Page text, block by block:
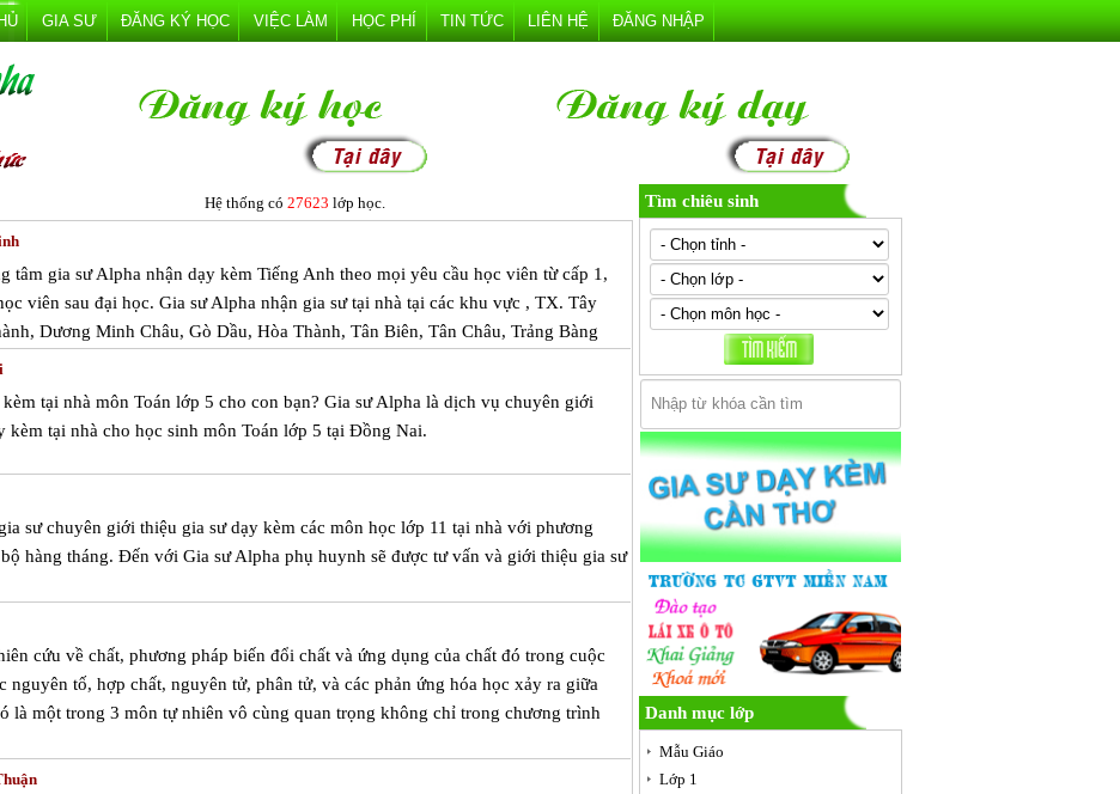
GIA SƯ ĐĂNG KÝ HỌC VIỆC LÀM HỌC PHÍ TIN TỨC LIÊN HỆ ĐĂNG NHẬP
Hệ thống có 27623 lớp học.
tâm gia sư Alpha nhận dạy kèm Tiếng Anh theo mọi yêu cầu học viên từ cấp 1,
viên sau đại học. Gia sư Alpha nhận gia sư tại nhà tại các khu vực , TX. Tây
Dương Minh Châu, Gò Dầu, Hòa Thành, Tân Biên, Tân Châu, Trảng Bàng
tại nhà môn Toán lớp 5 cho con bạn? Gia sư Alpha là dịch vụ chuyên giới
kèm tại nhà cho học sinh môn Toán lớp 5 tại Đồng Nai.
sư chuyên giới thiệu gia sư dạy kèm các môn học lớp 11 tại nhà với phương
hàng tháng. Đến với Gia sư Alpha phụ huynh sẽ được tư vấn và giới thiệu gia sư
cứu về chất, phương pháp biến đổi chất và ứng dụng của chất đó trong cuộc
nguyên tố, hợp chất, nguyên tử, phân tử, và các phản ứng hóa học xảy ra giữa
là một trong 3 môn tự nhiên vô cùng quan trọng không chỉ trong chương trình
Tìm chiêu sinh
Danh mục lớp
Mẫu Giáo
Lớp 1